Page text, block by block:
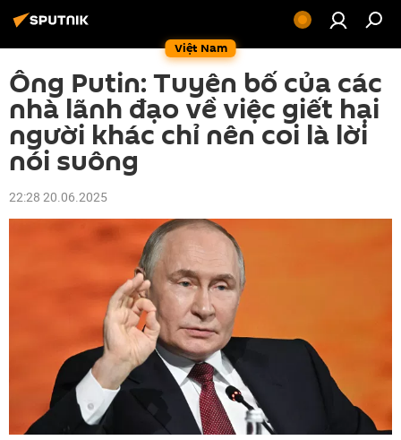
Việt Nam
Ông Putin: Tuyên bố của các
nhà lãnh đạo về việc giết hại
người khác chỉ nên coi là lời
nói suông
22:28 20.06.2025